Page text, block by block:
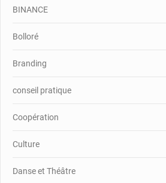
BINANCE
Bolloré
Branding
conseil pratique
Coopération
Culture
Danse et Théâtre